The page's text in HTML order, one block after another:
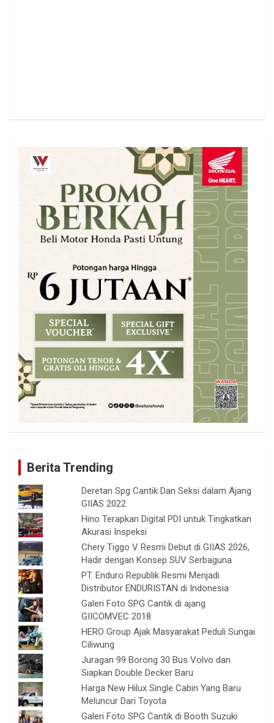
Berita Trending
Deretan Spg Cantik Dan Seksi dalam Ajang
GIIAS 2022
Hino Terapkan Digital PDI untuk Tingkatkan
Akurasi Inspeksi
Chery Tiggo V Resmi Debut di GIIAS 2026,
Hadir dengan Konsep SUV Serbaguna
PT. Enduro Republik Resmi Menjadi
Distributor ENDURISTAN di Indonesia
Galeri Foto SPG Cantik di ajang
GIICOMVEC 2018
HERO Group Ajak Masyarakat Peduli Sungai
Ciliwung
Juragan 99 Borong 30 Bus Volvo dan
Siapkan Double Decker Baru
Harga New Hilux Single Cabin Yang Baru
Meluncur Dari Toyota
Galeri Foto SPG Cantik di Booth Suzuki